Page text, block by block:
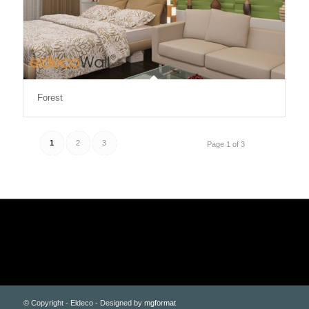
Forest
Page 1 of 3
1 2 3
© Copyright - Eldeco - Designed by mgformat